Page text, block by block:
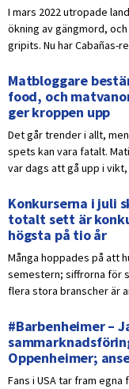
I mars 2022 utropade
ökning av gängmord,
gripits. Nu har Cabañas-
Matbloggare
food, och
ger kroppen upp
Det går trender i allt,
spets kan vara fatalt.
var dags att gå upp i
Konkurserna i juli
totalt sett är
högsta på tio år
Många hoppades på att
semestern; siffrorna för
flera stora branscher är
#Barbenheimer –
Oppenheimer;
Fans i USA tar fram